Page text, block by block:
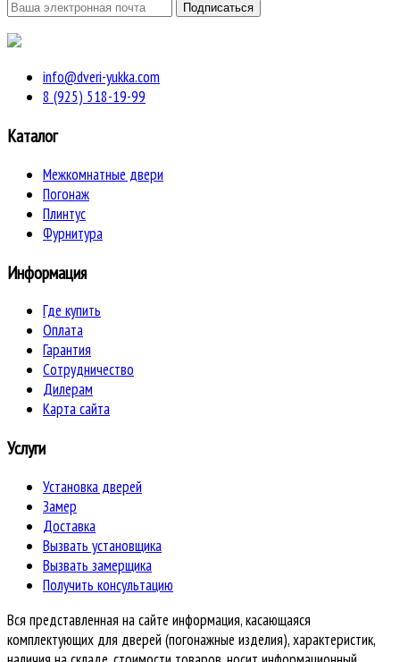
info@dveri-yukka.com
8 (925) 518-19-99
Каталог
Межкомнатные двери
Погонаж
Плинтус
Фурнитура
Информация
Где купить
Оплата
Гарантия
Сотрудничество
Дилерам
Карта сайта
Услуги
Установка дверей
Замер
Доставка
Вызвать установщика
Вызвать замерщика
Получить консультацию
Вся представленная на сайте информация, касающаяся
комплектующих для дверей (погонажные изделия), характеристик,